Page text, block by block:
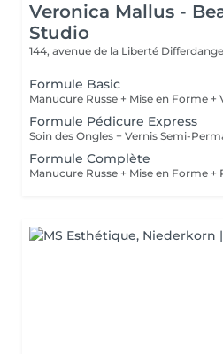
Veronica Mallus -
Studio
144, avenue de la Liberté
Formule Basic
Manucure Russe + Mise en Forme
Formule Pédicure Express
Soin des Ongles + Vernis Semi-
Formule Complète